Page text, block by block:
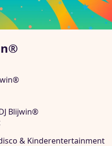
Blijwin®
& Kinderentertainment